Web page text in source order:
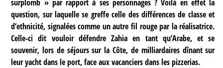
surplomb » par rapport à ses personnages ? Voilà en effet la
question, sur laquelle se greffe celle des différences de classe et
d’ethnicité, signalées comme un autre fil rouge par la réalisatrice.
Celle-ci dit vouloir défendre Zahia en tant qu’Arabe, et se
souvenir, lors de séjours sur la Côte, de milliardaires dînant sur
leur yacht dans le port, face aux vacanciers dans les pizzerias.